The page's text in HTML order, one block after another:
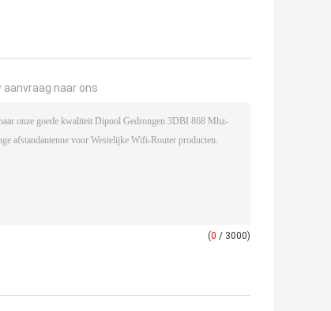
aanvraag naar ons
(0 / 3000)